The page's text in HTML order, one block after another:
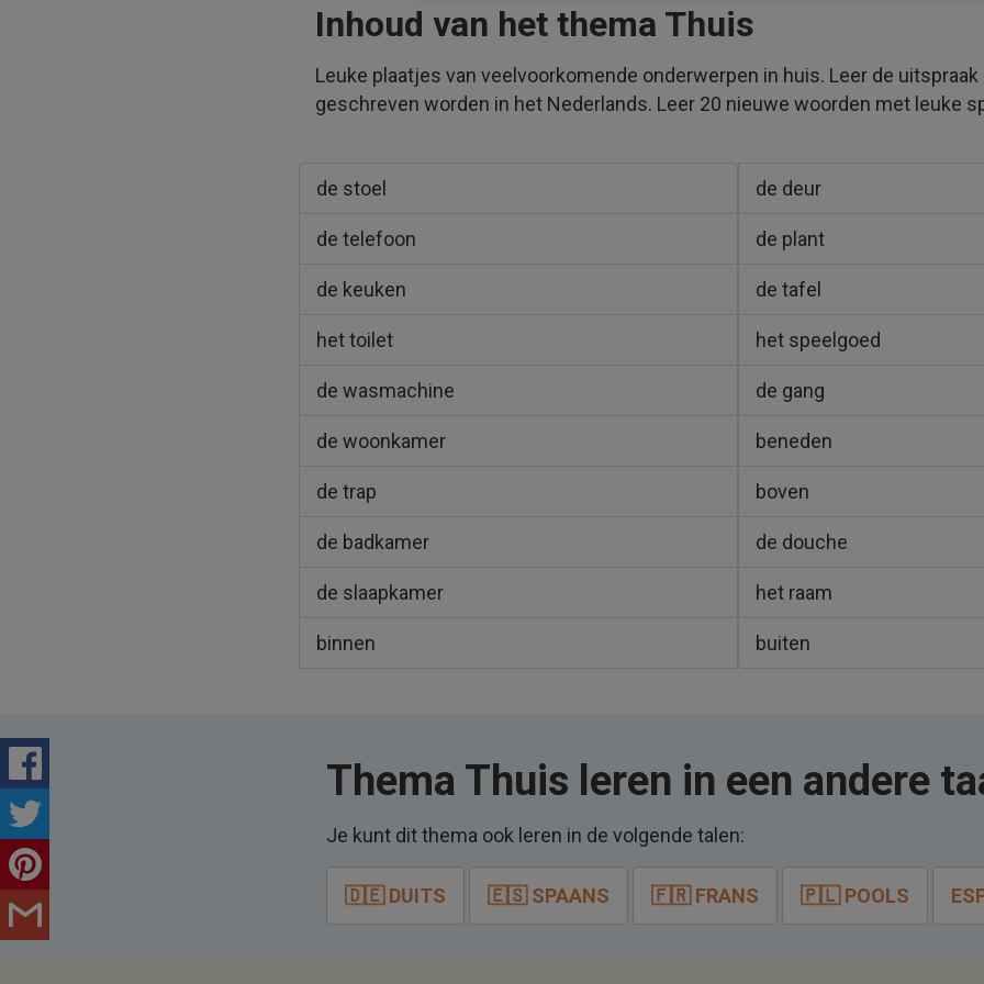
Inhoud van het thema Thuis
Leuke plaatjes van veelvoorkomende onderwerpen in huis. Leer de uitspraak
geschreven worden in het Nederlands. Leer 20 nieuwe woorden met leuke
de stoel de deur
de telefoon de plant
de keuken de tafel
het toilet het speelgoed
de wasmachine de gang
de woonkamer beneden
de trap boven
de badkamer de douche
de slaapkamer het raam
binnen buiten
Thema Thuis leren in een andere
Je kunt dit thema ook leren in de volgende talen:
🇩🇪 DUITS 🇪🇸 SPAANS 🇫🇷 FRANS 🇵🇱 POOLS